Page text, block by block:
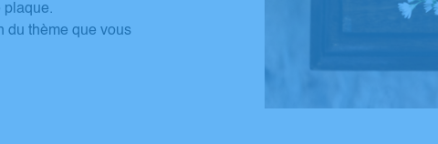
plaque.
du thème que vous